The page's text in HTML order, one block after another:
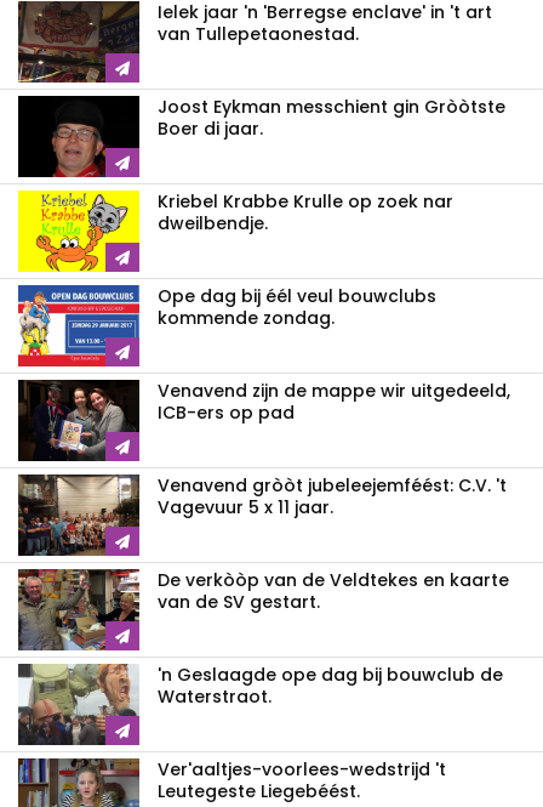
Ielek jaar 'n 'Berregse enclave' in 't art
van Tullepetaonestad.
Joost Eykman messchient gin Gròòtste
Boer di jaar.
Kriebel Krabbe Krulle op zoek nar
dweilbendje.
Ope dag bij éél veul bouwclubs
kommende zondag.
Venavend zijn de mappe wir uitgedeeld,
ICB-ers op pad
Venavend gròòt jubeleejemféést: C.V. 't
Vagevuur 5 x 11 jaar.
De verkòòp van de Veldtekes en kaarte
van de SV gestart.
'n Geslaagde ope dag bij bouwclub de
Waterstraot.
Ver'aaltjes-voorlees-wedstrijd 't
Leutegeste Liegebéést.